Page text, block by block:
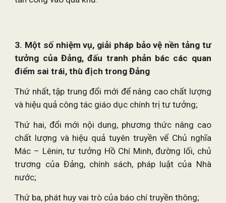
3. Một số nhiệm vụ, giải pháp bảo vệ nền tảng tư
tưởng của Đảng, đấu tranh phản bác các quan
điểm sai trái, thù địch trong Đảng
Thứ nhất, tập trung đổi mới để nâng cao chất lượng
và hiệu quả công tác giáo dục chính trị tư tưởng;
Thứ hai, đổi mới nội dung, phương thức nâng cao
chất lượng và hiệu quả tuyên truyền vể Chủ nghĩa
Mác – Lênin, tư tưởng Hồ Chí Minh, đường lối, chủ
trương của Đảng, chính sách, pháp luật của Nhà
nước;
Thứ ba, phát huy vai trò của báo chí truyền thông;